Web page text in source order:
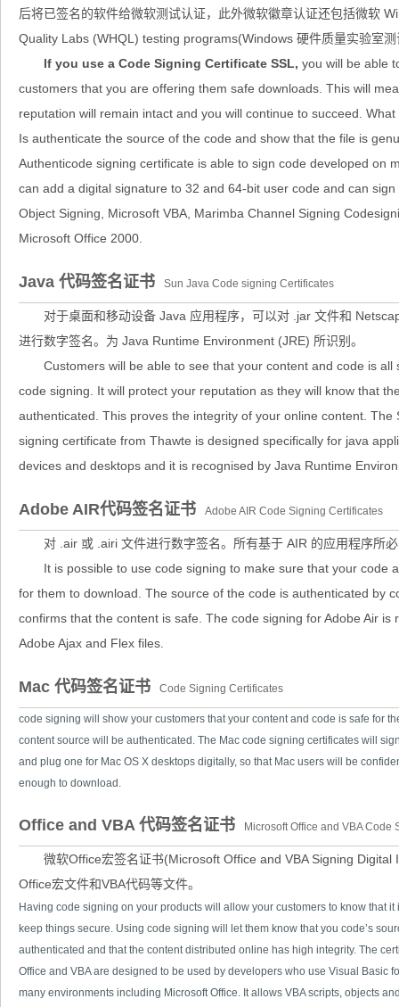
后将已签名的软件给微软测试认证，此外微软徽章认证还包括微软
Quality Labs (WHQL) testing programs(Windows 硬件质量实验室
If you use a Code Signing Certificate SSL, you will be able
customers that you are offering them safe downloads. This will
reputation will remain intact and you will continue to succeed.
Is authenticate the source of the code and show that the file is
Authenticode signing certificate is able to sign code developed on
can add a digital signature to 32 and 64-bit user code and can
Object Signing, Microsoft VBA, Marimba Channel Signing
Microsoft Office 2000.
Java 代码签名证书 Sun Java Code signing Certificates
对于桌面和移动设备 Java 应用程序，可以对 .jar 文件和
进行数字签名。为 Java Runtime Environment (JRE) 所识别。
Customers will be able to see that your content and code is all
code signing. It will protect your reputation as they will know that
authenticated. This proves the integrity of your online content. The
signing certificate from Thawte is designed specifically for java
devices and desktops and it is recognised by Java Runtime
Adobe AIR代码签名证书 Adobe AIR Code Signing Certificates
对 .air 或 .airi 文件进行数字签名。所有基于 AIR 的应用程序所
It is possible to use code signing to make sure that your code
for them to download. The source of the code is authenticated by
confirms that the content is safe. The code signing for Adobe Air is
Adobe Ajax and Flex files.
Mac 代码签名证书 Code Signing Certificates
code signing will show your customers that your content and code is safe for
content source will be authenticated. The Mac code signing certificates will
and plug one for Mac OS X desktops digitally, so that Mac users will be
enough to download.
Office and VBA 代码签名证书 Microsoft Office and VBA Code
微软Office宏签名证书(Microsoft Office and VBA Signing Digital
Office宏文件和VBA代码等文件。
Having code signing on your products will allow your customers to know that it
keep things secure. Using code signing will let them know that you code’s
authenticated and that the content distributed online has high integrity. The
Office and VBA are designed to be used by developers who use Visual Basic
many environments including Microsoft Office. It allows VBA scripts, objects